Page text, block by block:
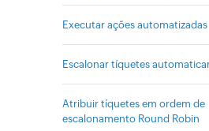
Executar ações automatizadas
Escalonar tíquetes
Atribuir tíquetes em ordem de
escalonamento Round Robin